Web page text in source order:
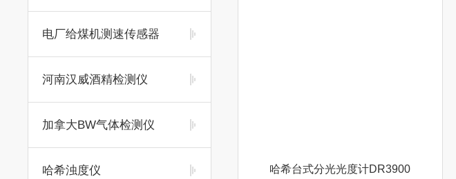
电厂给煤机测速传感器
河南汉威酒精检测仪
加拿大BW气体检测仪
哈希浊度仪 哈希台式分光光度计DR3900